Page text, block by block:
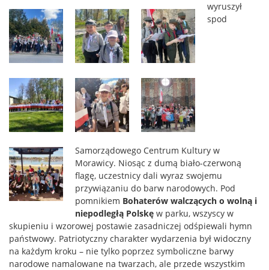
wyruszył
spod
Samorządowego Centrum Kultury w
Morawicy. Niosąc z dumą biało-czerwoną
flagę, uczestnicy dali wyraz swojemu
przywiązaniu do barw narodowych. Pod
pomnikiem Bohaterów walczących o wolną i
niepodległą Polskę w parku, wszyscy w
skupieniu i wzorowej postawie zasadniczej odśpiewali hymn
państwowy. Patriotyczny charakter wydarzenia był widoczny
na każdym kroku – nie tylko poprzez symboliczne barwy
narodowe namalowane na twarzach, ale przede wszystkim